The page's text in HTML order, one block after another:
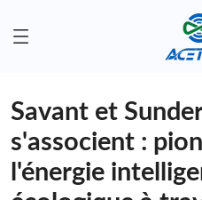
Savant et
s'associent :
l'énergie